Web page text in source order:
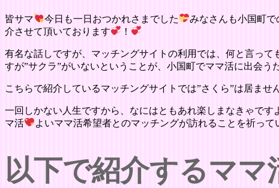
皆サマ 今日も一日おつかれさまでした みなさんも小国町で
介させて頂いております
！
有名な話しですが、マッチングサイトの利用では、何と言って
すが”サクラ”がいないということが、小国町でママ活に出会
こちらで紹介しているマッチングサイトでは”さくら”は居ませ
一回しかない人生ですから、なにはともあれ楽しまなきゃです
マ活
よいママ活希望者とのマッチングが訪れることを祈って
以下で紹介するマ